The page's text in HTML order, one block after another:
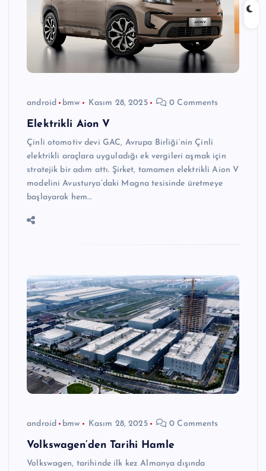
android bmw Kasım 28, 2025 0 Comments
Elektrikli Aion V
Çinli otomotiv devi GAC, Avrupa Birliği’nin Çinli
elektrikli araçlara uyguladığı ek vergileri aşmak için
stratejik bir adım attı. Şirket, tamamen elektrikli Aion V
modelini Avusturya’daki Magna tesisinde üretmeye
başlayarak hem…
android bmw Kasım 28, 2025 0 Comments
Volkswagen’den Tarihi Hamle
Volkswagen, tarihinde ilk kez Almanya dışında